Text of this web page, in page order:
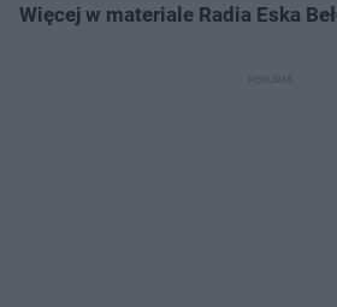
Więcej w materiale Radia Eska